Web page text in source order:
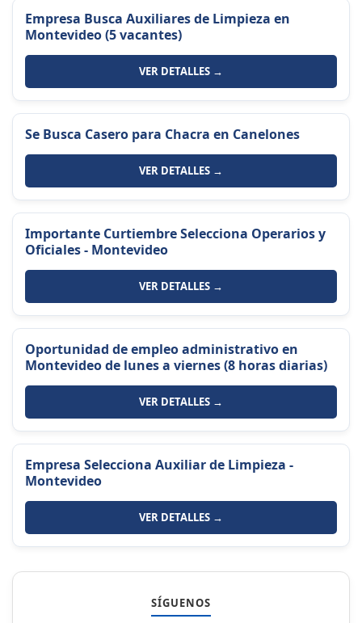
Empresa Busca Auxiliares de Limpieza en
Montevideo (5 vacantes)
VER DETALLES →
Se Busca Casero para Chacra en Canelones
VER DETALLES →
Importante Curtiembre Selecciona Operarios y
Oficiales - Montevideo
VER DETALLES →
Oportunidad de empleo administrativo en
Montevideo de lunes a viernes (8 horas diarias)
VER DETALLES →
Empresa Selecciona Auxiliar de Limpieza -
Montevideo
VER DETALLES →
SÍGUENOS